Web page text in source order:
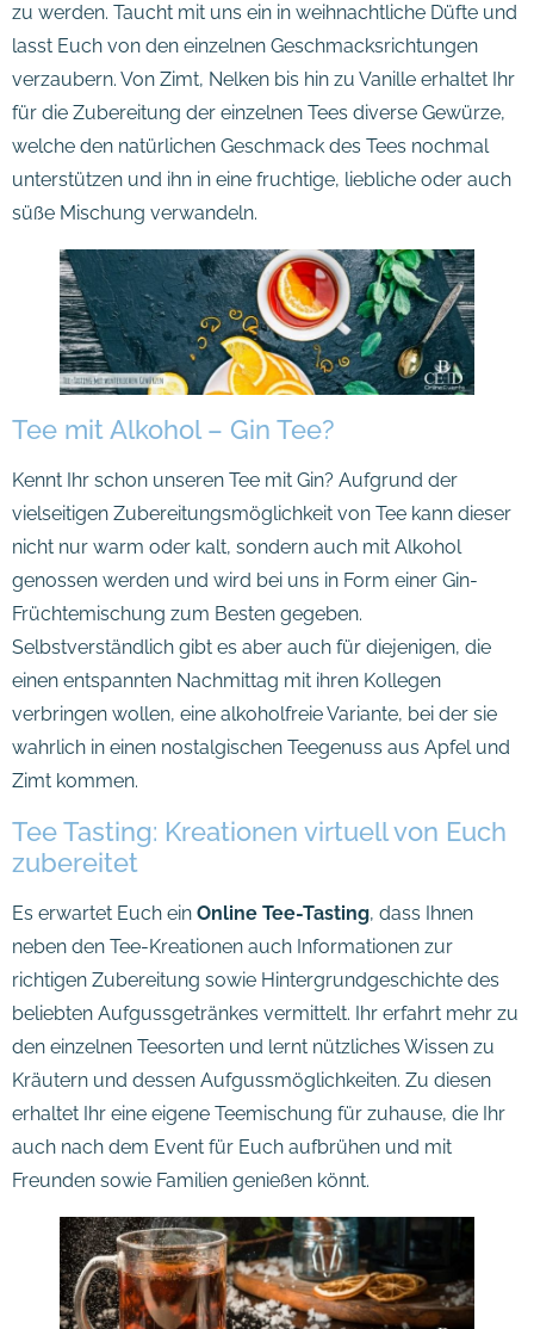
zu werden. Taucht mit uns ein in weihnachtliche Düfte und
lasst Euch von den einzelnen Geschmacksrichtungen
verzaubern. Von Zimt, Nelken bis hin zu Vanille erhaltet Ihr
für die Zubereitung der einzelnen Tees diverse Gewürze,
welche den natürlichen Geschmack des Tees nochmal
unterstützen und ihn in eine fruchtige, liebliche oder auch
süße Mischung verwandeln.
Tee mit Alkohol – Gin Tee?
Kennt Ihr schon unseren Tee mit Gin? Aufgrund der
vielseitigen Zubereitungsmöglichkeit von Tee kann dieser
nicht nur warm oder kalt, sondern auch mit Alkohol
genossen werden und wird bei uns in Form einer Gin-
Früchtemischung zum Besten gegeben.
Selbstverständlich gibt es aber auch für diejenigen, die
einen entspannten Nachmittag mit ihren Kollegen
verbringen wollen, eine alkoholfreie Variante, bei der sie
wahrlich in einen nostalgischen Teegenuss aus Apfel und
Zimt kommen.
Tee Tasting: Kreationen virtuell von Euch
zubereitet
Es erwartet Euch ein Online Tee-Tasting, dass Ihnen
neben den Tee-Kreationen auch Informationen zur
richtigen Zubereitung sowie Hintergrundgeschichte des
beliebten Aufgussgetränkes vermittelt. Ihr erfahrt mehr zu
den einzelnen Teesorten und lernt nützliches Wissen zu
Kräutern und dessen Aufgussmöglichkeiten. Zu diesen
erhaltet Ihr eine eigene Teemischung für zuhause, die Ihr
auch nach dem Event für Euch aufbrühen und mit
Freunden sowie Familien genießen könnt.